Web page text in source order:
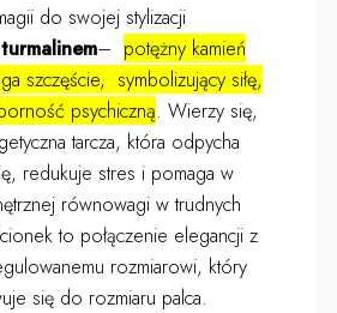
do swojej stylizacji
– potężny kamień
szczęście, symbolizujący siłę,
psychiczną. Wierzy się,
tarcza, która odpycha
redukuje stres i pomaga w
równowagi w trudnych
to połączenie elegancji z
rozmiarowi, który
się do rozmiaru palca.